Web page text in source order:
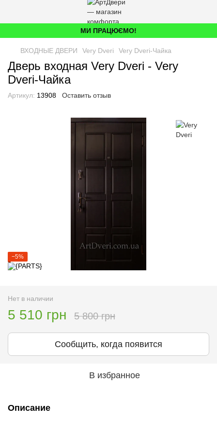
МИ ПРАЦЮЄМО!
ВХОДНЫЕ ДВЕРИ Very Dveri Very Dveri-Чайка
Дверь входная Very Dveri - Very
Dveri-Чайка
Артикул: 13908 Оставить отзыв
−5%
Нет в наличии
5 510 грн 5 800 грн
Сообщить, когда появится
В избранное
Описание